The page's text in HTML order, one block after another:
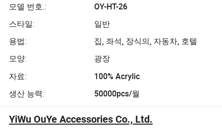
모델 번호.:
OY-HT-26
스타일:
일반
용법:
집, 좌석, 장식의, 자동차, 호텔
모양:
광장
자료:
100% Acrylic
생산 능력:
50000pcs/월
YiWu OuYe Accessories Co., Ltd.